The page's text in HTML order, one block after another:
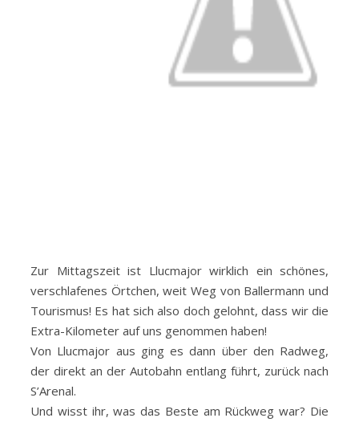
Zur Mittagszeit ist Llucmajor wirklich ein schönes,
verschlafenes Örtchen, weit Weg von Ballermann und
Tourismus! Es hat sich also doch gelohnt, dass wir die
Extra-Kilometer auf uns genommen haben!
Von Llucmajor aus ging es dann über den Radweg,
der direkt an der Autobahn entlang führt, zurück nach
S’Arenal.
Und wisst ihr, was das Beste am Rückweg war? Die